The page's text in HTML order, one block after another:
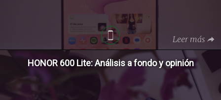
Leer más
HONOR 600 Lite: Análisis a fondo y opinión